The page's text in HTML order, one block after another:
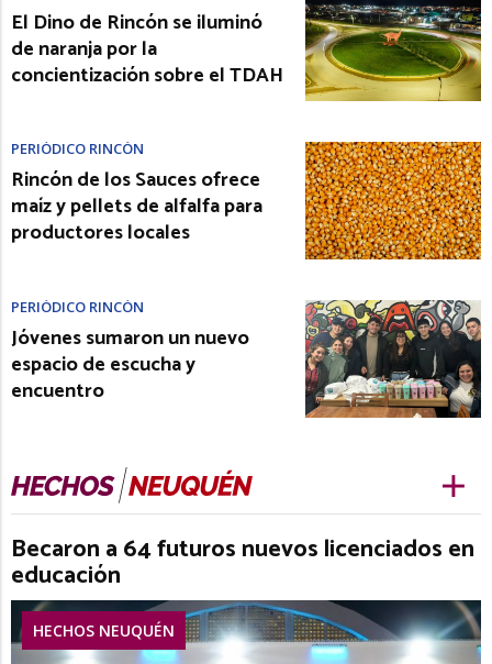
El Dino de Rincón se iluminó
de naranja por la
concientización sobre el TDAH
PERIÓDICO RINCÓN
Rincón de los Sauces ofrece
maíz y pellets de alfalfa para
productores locales
PERIÓDICO RINCÓN
Jóvenes sumaron un nuevo
espacio de escucha y
encuentro
Becaron a 64 futuros nuevos licenciados en
educación
HECHOS NEUQUÉN